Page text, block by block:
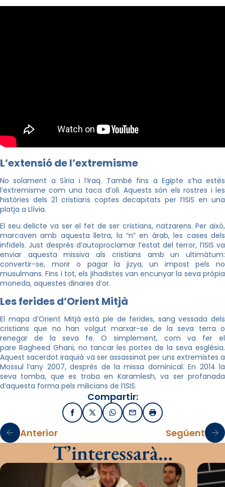
L’extensió de l’extremisme
No solament a Síria i l’Iraq. També fins a Egipte s’ha estès
l’extremisme com una taca d’oli. Aquests són els rostres i les
històries dels 21 cristians coptes decapitats per l’ISIS en una
platja a Llívia.
El seu delicte va ser el fet de ser cristians, natzarens. Per això,
marcaven amb aquesta lletra, la “n” en àrab, les cases dels
infidels. Just després d’autoproclamar l’estat del terror, l’ISIS va
enviar aquesta missiva als cristians amb un ultimàtum:
convertir-se, morir o pagar la jizya, un impost pels no
musulmans. Fins i tot, els jihadistes van encunyar la seva pròpia
moneda, aquestes dinares d’or.
Les ferides d’Orient Mitjà
El mapa d’Orient Mitjà està ple de ferides, sang vessada dels
cristians que no han volgut marxar-se de la seva terra o
renegar de la seva fe. O simplement, com va fer el
pare Ragheed Ghani, no tancar les portes de la seva església.
Aquest sacerdot iraquià va ser assassinat per uns extremistes a
Mossul l’any 2007, després de la missa dominical. En 2014 la
seva tomba, que es troba en Karamlesh, va ser profanada
d’aquesta forma pels milicians de l’ISIS.
Compartir:
FacebookX / TwitterWhatsApp
EmailImprimir
Anterior Següent
T’interessarà…